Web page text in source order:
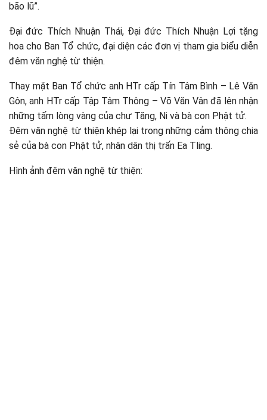
bão lũ”.
Đại đức Thích Nhuận Thái, Đại đức Thích Nhuận Lợi tặng
hoa cho Ban Tổ chức, đại diện các đơn vị tham gia biểu diễn
đêm văn nghệ từ thiện.
Thay mặt Ban Tổ chức anh HTr cấp Tín Tâm Bình – Lê Văn
Gôn, anh HTr cấp Tập Tâm Thông – Võ Văn Vân đã lên nhận
những tấm lòng vàng của chư Tăng, Ni và bà con Phật tử.
Đêm văn nghệ từ thiện khép lại trong những cảm thông chia
sẻ của bà con Phật tử, nhân dân thị trấn Ea Tling.
Hình ảnh đêm văn nghệ từ thiện: